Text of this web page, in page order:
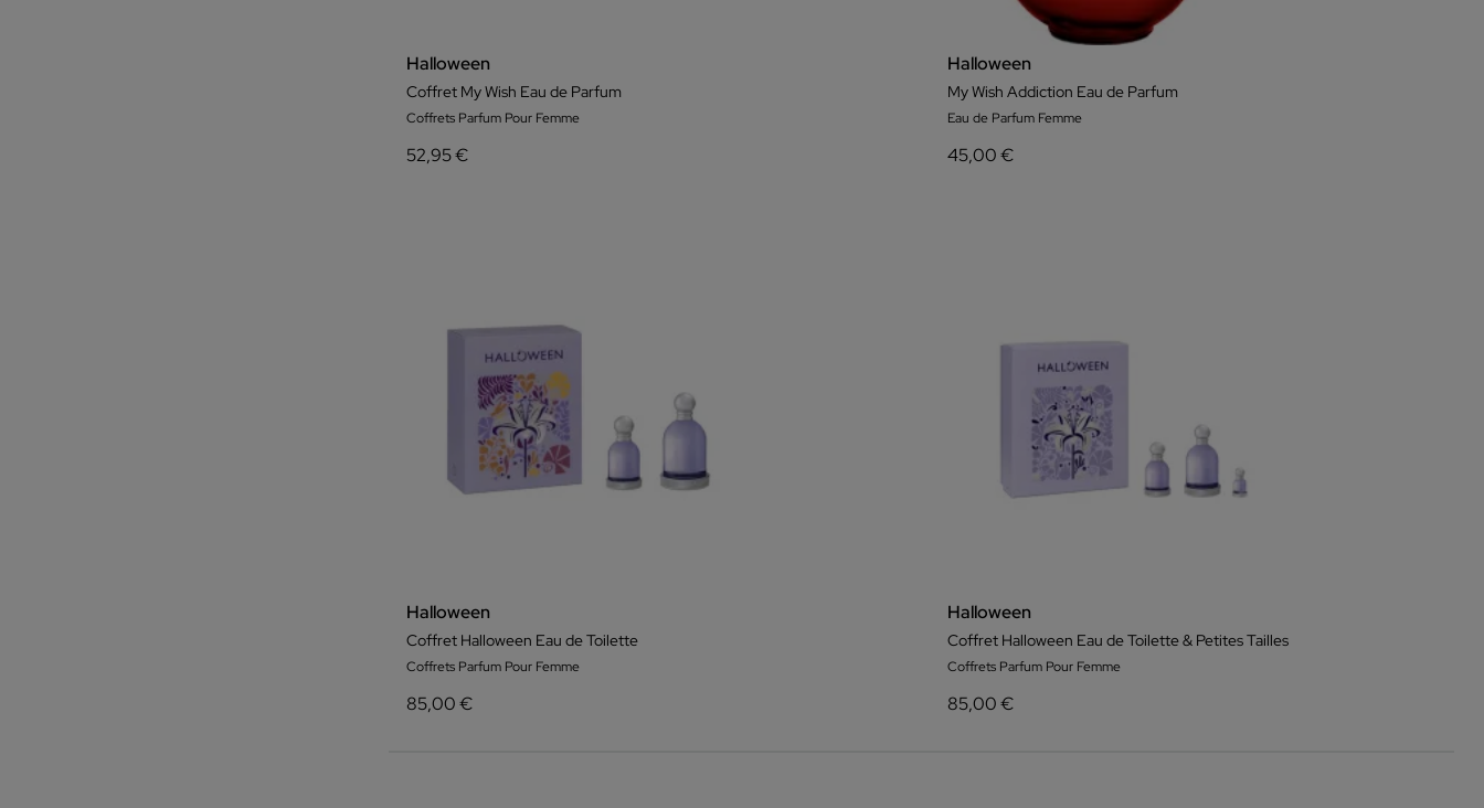
Halloween
Coffret My Wish Eau de Parfum
Coffrets Parfum Pour Femme
52,95 €
Halloween
My Wish Addiction Eau de Parfum
Eau de Parfum Femme
45,00 €
Halloween
Coffret Halloween Eau de Toilette
Coffrets Parfum Pour Femme
85,00 €
Halloween
Coffret Halloween Eau de Toilette & Petites Tailles
Coffrets Parfum Pour Femme
85,00 €